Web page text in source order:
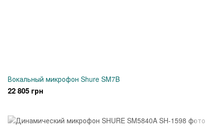
Вокальный микрофон Shure SM7B
22 805 грн